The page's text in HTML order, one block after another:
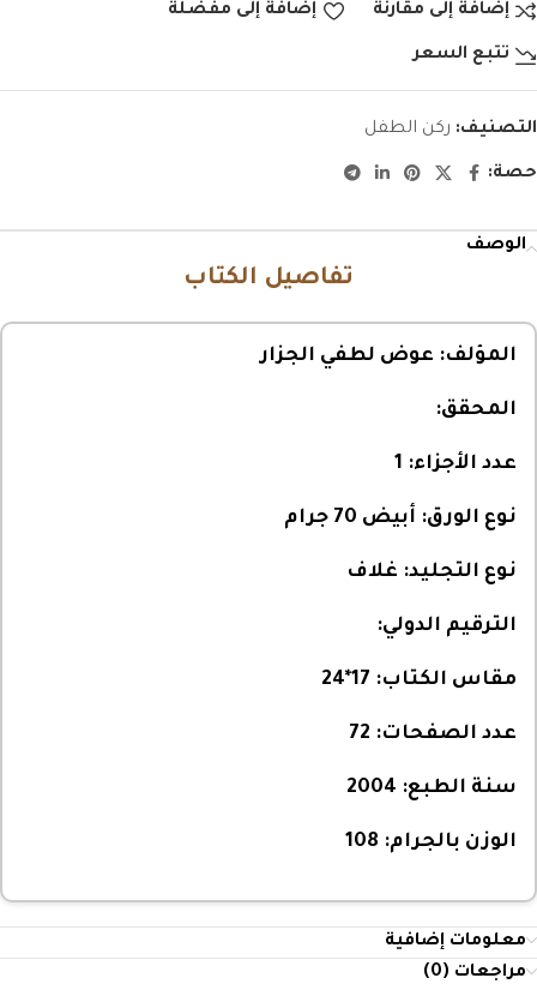
إضافة إلى مقارنة إضافة إلى مفضلة
تتبع السعر
التصنيف: ركن الطفل
حصة:
الوصف
تفاصيل الكتاب
المؤلف: عوض لطفي الجزار
المحقق:
عدد الأجزاء:
نوع الورق: أبيض 70 جرام
نوع التجليد: غلاف
الترقيم الدولي:
مقاس الكتاب:
عدد الصفحات:
سنة الطبع:
الوزن بالجرام:
معلومات إضافية
مراجعات (0)